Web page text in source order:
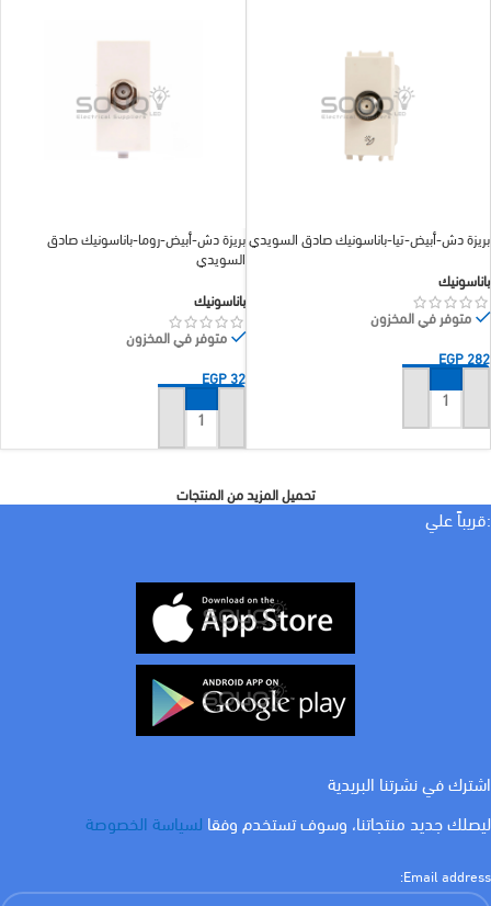
بريزة دش-أبيض-تيا-باناسونيك صادق السويدي
باناسونيك
متوفر في المخزون
EGP282
إضافة إلى السلة
بريزة دش-أبيض-روما-باناسونيك صادق
السويدي
باناسونيك
متوفر في المخزون
EGP32
إضافة إلى السلة
تحميل المزيد من المنتجات
:قريباً علي
اشترك في نشرتنا البريدية
ليصلك جديد منتجاتنا، وسوف تستخدم وفقا لسياسة الخصوصة
Email address: